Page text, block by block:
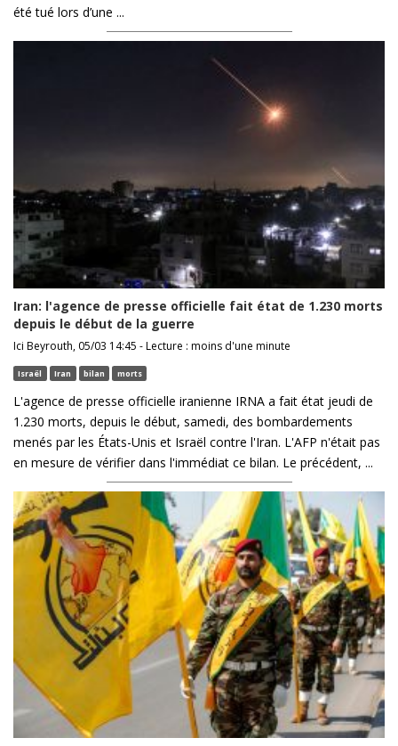
été tué lors d’une ...
Iran: l'agence de presse officielle fait état de 1.230 morts
depuis le début de la guerre
Ici Beyrouth, 05/03 14:45 - Lecture : moins d'une minute
Israël Iran bilan morts
L'agence de presse officielle iranienne IRNA a fait état jeudi de
1.230 morts, depuis le début, samedi, des bombardements
menés par les États-Unis et Israël contre l'Iran. L'AFP n'était pas
en mesure de vérifier dans l'immédiat ce bilan. Le précédent, ...